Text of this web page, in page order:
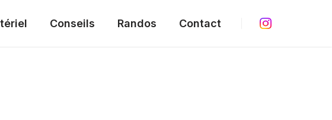
Conseils Randos Contact